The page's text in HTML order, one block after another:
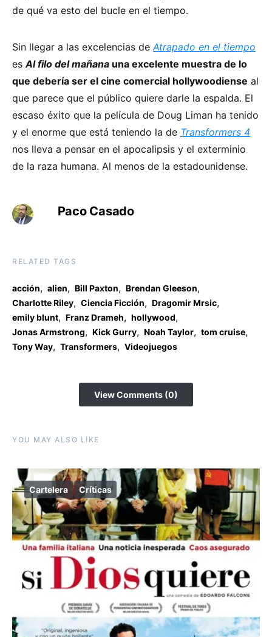
de qué va esto del bucle en el tiempo.
Sin llegar a las excelencias de Atrapado en el tiempo
es Al filo del mañana una excelente muestra de lo
que debería ser el cine comercial hollywoodiense al
que parece que el público quiere darle la espalda. El
escaso éxito que la película de Doug Liman ha tenido
y el enorme que está teniendo la de Transformers 4
nos lleva a pensar en el apocalipsis y el exterminio
de la raza humana. Al menos de la estadounidense.
Paco Casado
RELATED TAGS
acción, alien, Bill Paxton, Brendan Gleeson,
Charlotte Riley, Ciencia Ficción, Dragomir Mrsic,
emily blunt, Franz Drameh, hollywood,
Jonas Armstrong, Kick Gurry, Noah Taylor, tom cruise,
Tony Way, Transformers, Videojuegos
View Comments (0)
YOU MAY ALSO LIKE
Cartelera Críticas